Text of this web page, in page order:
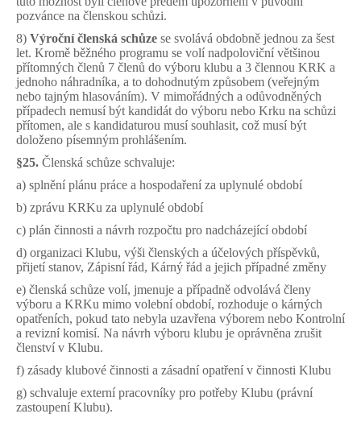
pozvánce na členskou schůzi.
8) Výroční členská schůze se svolává obdobně jednou za šest
let. Kromě běžného programu se volí nadpoloviční většinou
přítomných členů 7 členů do výboru klubu a 3 člennou KRK a
jednoho náhradníka, a to dohodnutým způsobem (veřejným
nebo tajným hlasováním). V mimořádných a odůvodněných
případech nemusí být kandidát do výboru nebo Krku na schůzi
přítomen, ale s kandidaturou musí souhlasit, což musí být
doloženo písemným prohlášením.
§25. Členská schůze schvaluje:
a) splnění plánu práce a hospodaření za uplynulé období
b) zprávu KRKu za uplynulé období
c) plán činnosti a návrh rozpočtu pro nadcházející období
d) organizaci Klubu, výši členských a účelových příspěvků,
přijetí stanov, Zápisní řád, Kárný řád a jejich případné změny
e) členská schůze volí, jmenuje a případně odvolává členy
výboru a KRKu mimo volební období, rozhoduje o kárných
opatřeních, pokud tato nebyla uzavřena výborem nebo Kontrolní
a revizní komisí. Na návrh výboru klubu je oprávněna zrušit
členství v Klubu.
f) zásady klubové činnosti a zásadní opatření v činnosti Klubu
g) schvaluje externí pracovníky pro potřeby Klubu (právní
zastoupení Klubu).